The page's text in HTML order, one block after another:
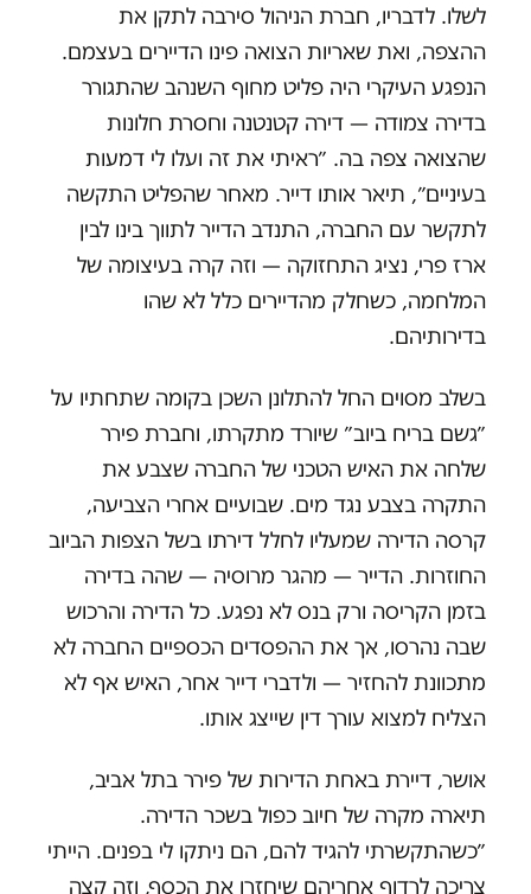
לשלו. לדבריו, חברת הניהול סירבה לתקן את
ההצפה, ואת שאריות הצואה פינו הדיירים בעצמם.
הנפגע העיקרי היה פליט מחוף השנהב שהתגורר
בדירה צמודה — דירה קטנטנה וחסרת חלונות
שהצואה צפה בה. ״ראיתי את זה ועלו לי דמעות
בעיניים״, תיאר אותו דייר. מאחר שהפליט התקשה
לתקשר עם החברה, התנדב הדייר לתווך בינו לבין
ארז פרי, נציג התחזוקה — וזה קרה בעיצומה של
המלחמה, כשחלק מהדיירים כלל לא שהו
בדירותיהם.
בשלב מסוים החל להתלונן השכן בקומה שתחתיו על
״גשם בריח ביוב״ שיורד מתקרתו, וחברת פירר
שלחה את האיש הטכני של החברה שצבע את
התקרה בצבע נגד מים. שבועיים אחרי הצביעה,
קרסה הדירה שמעליו לחלל דירתו בשל הצפות הביוב
החוזרות. הדייר — מהגר מרוסיה — שהה בדירה
בזמן הקריסה ורק בנס לא נפגע. כל הדירה והרכוש
שבה נהרסו, אך את ההפסדים הכספיים החברה לא
מתכוונת להחזיר — ולדברי דייר אחר, האיש אף לא
הצליח למצוא עורך דין שייצג אותו.
אושר, דיירת באחת הדירות של פירר בתל אביב,
תיארה מקרה של חיוב כפול בשכר הדירה.
״כשהתקשרתי להגיד להם, הם ניתקו לי בפנים. הייתי
צריכה לרדוף אחריהם שיחזרו את הכסף, וזה קצה